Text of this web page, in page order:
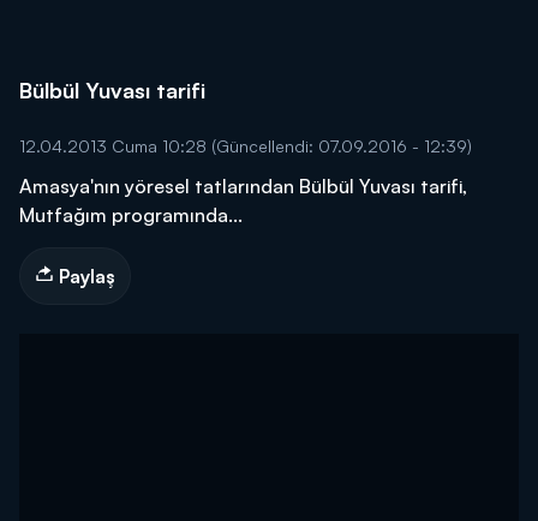
Bülbül Yuvası tarifi
12.04.2013 Cuma 10:28 (Güncellendi: 07.09.2016 - 12:39)
Amasya'nın yöresel tatlarından Bülbül Yuvası tarifi,
Mutfağım programında...
Paylaş